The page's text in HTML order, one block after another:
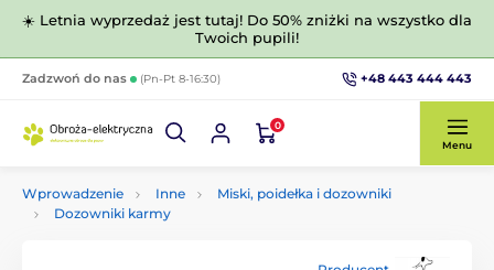
☀️ Letnia wyprzedaż jest tutaj! Do 50% zniżki na wszystko dla
Twoich pupili!
Zadzwoń do nas (Pn-Pt 8-16:30) +48 443 444 443
0
Menu
Wprowadzenie Inne
Miski, poidełka i dozowniki
Dozowniki karmy